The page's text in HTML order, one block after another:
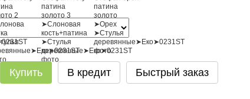
Купить В кредит Быстрый заказ